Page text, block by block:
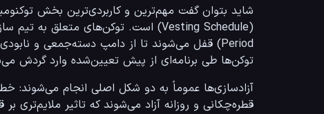
توکن‌ها طی برنامه‌ای از پیش تعیین‌شده وارد گردش می‌شوند.